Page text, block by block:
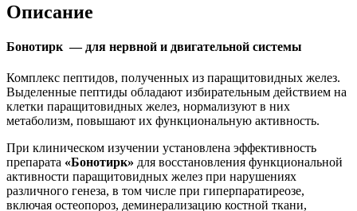
Описание
Бонотирк — для нервной и двигательной системы
Комплекс пептидов, полученных из паращитовидных желез.
Выделенные пептиды обладают избирательным действием на
клетки паращитовидных желез, нормализуют в них
метаболизм, повышают их функциональную активность.
При клиническом изучении установлена эффективность
препарата «Бонотирк» для восстановления функциональной
активности паращитовидных желез при нарушениях
различного генеза, в том числе при гиперпаратиреозе,
включая остеопороз, деминерализацию костной ткани,